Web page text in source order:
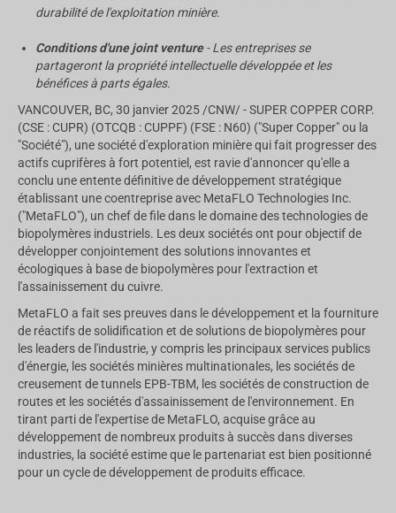
durabilité de l'exploitation minière.
Conditions d'une joint venture- Les entreprises se
partageront la propriété intellectuelle développée et les
bénéfices à parts égales.
VANCOUVER, BC, 30 janvier 2025 /CNW/ - SUPER COPPER CORP.
(CSE : CUPR) (OTCQB : CUPPF) (FSE : N60) ("Super Copper" ou la
"Société"), une société d'exploration minière qui fait progresser des
actifs cuprifères à fort potentiel, est ravie d'annoncer qu'elle a
conclu une entente définitive de développement stratégique
établissant une coentreprise avec MetaFLO Technologies Inc.
("MetaFLO"), un chef de file dans le domaine des technologies de
biopolymères industriels. Les deux sociétés ont pour objectif de
développer conjointement des solutions innovantes et
écologiques à base de biopolymères pour l'extraction et
l'assainissement du cuivre.
MetaFLO a fait ses preuves dans le développement et la fourniture
de réactifs de solidification et de solutions de biopolymères pour
les leaders de l'industrie, y compris les principaux services publics
d'énergie, les sociétés minières multinationales, les sociétés de
creusement de tunnels EPB-TBM, les sociétés de construction de
routes et les sociétés d'assainissement de l'environnement. En
tirant parti de l'expertise de MetaFLO, acquise grâce au
développement de nombreux produits à succès dans diverses
industries, la société estime que le partenariat est bien positionné
pour un cycle de développement de produits efficace.